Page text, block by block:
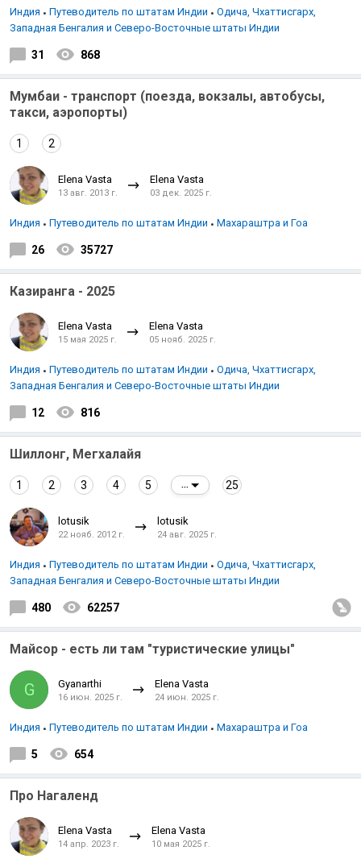
Индия Путеводитель по штатам Индии
Одича, Чхаттисгарх,
Западная Бенгалия и Северо-Восточные штаты Индии
31 868
Мумбаи - транспорт (поезда, вокзалы, автобусы,
такси, аэропорты)
1 2
Elena Vasta
13 авг. 2013 г.
Elena Vasta
03 дек. 2025 г.
Индия Путеводитель по штатам Индии Махараштра и Гоа
26 35727
Казиранга - 2025
Elena Vasta
15 мая 2025 г.
Elena Vasta
05 нояб. 2025 г.
Индия Путеводитель по штатам Индии
Одича, Чхаттисгарх,
Западная Бенгалия и Северо-Восточные штаты Индии
12 816
Шиллонг, Мегхалайя
1 2 3 4 5 25
lotusik
22 нояб. 2012 г.
lotusik
24 авг. 2025 г.
Индия Путеводитель по штатам Индии
Одича, Чхаттисгарх,
Западная Бенгалия и Северо-Восточные штаты Индии
480 62257
Майсор - есть ли там "туристические улицы"
G Gyanarthi
16 июн. 2025 г.
Elena Vasta
24 июн. 2025 г.
Индия Путеводитель по штатам Индии Махараштра и Гоа
5 654
Про Нагаленд
Elena Vasta
14 апр. 2023 г.
Elena Vasta
10 мая 2025 г.